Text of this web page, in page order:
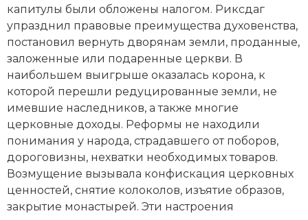
капитулы были обложены налогом. Риксдаг
упразднил правовые преимущества духовенства,
постановил вернуть дворянам земли, проданные,
заложенные или подаренные церкви. В
наибольшем выигрыше оказалась корона, к
которой перешли редуцированные земли, не
имевшие наследников, а также многие
церковные доходы. Реформы не находили
понимания у народа, страдавшего от поборов,
дороговизны, нехватки необходимых товаров.
Возмущение вызывала конфискация церковных
ценностей, снятие колоколов, изъятие образов,
закрытие монастырей. Эти настроения